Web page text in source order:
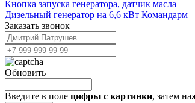
Кнопка запуска генератора, датчик масла
Дизельный генератор на 6,6 кВт Командарм
Заказать звонок
Обновить
Введите в поле цифры c картинки, затем